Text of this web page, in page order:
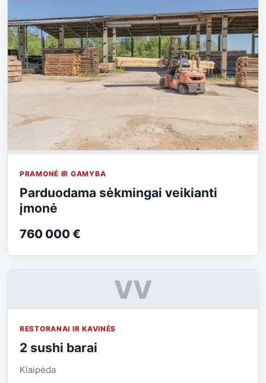
PRAMONĖ IR GAMYBA
Parduodama sėkmingai veikianti
įmonė
760 000 €
VV
RESTORANAI IR KAVINĖS
2 sushi barai
Klaipėda